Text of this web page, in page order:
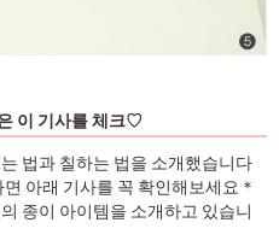
이 기사를 체크♡
법과 칠하는 법을 소개했습니다
아래 기사를 꼭 확인해보세요＊
종이 아이템을 소개하고 있습니